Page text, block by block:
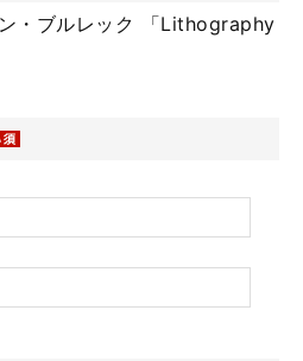
ン・ブルレック 「Lithography